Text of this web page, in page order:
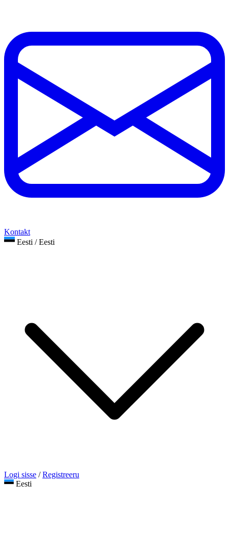
Kontakt
Eesti / Eesti
Logi sisse / Registreeru
Eesti